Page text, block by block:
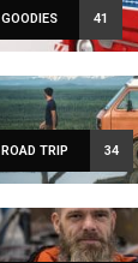
GOODIES 41
ROAD TRIP 34